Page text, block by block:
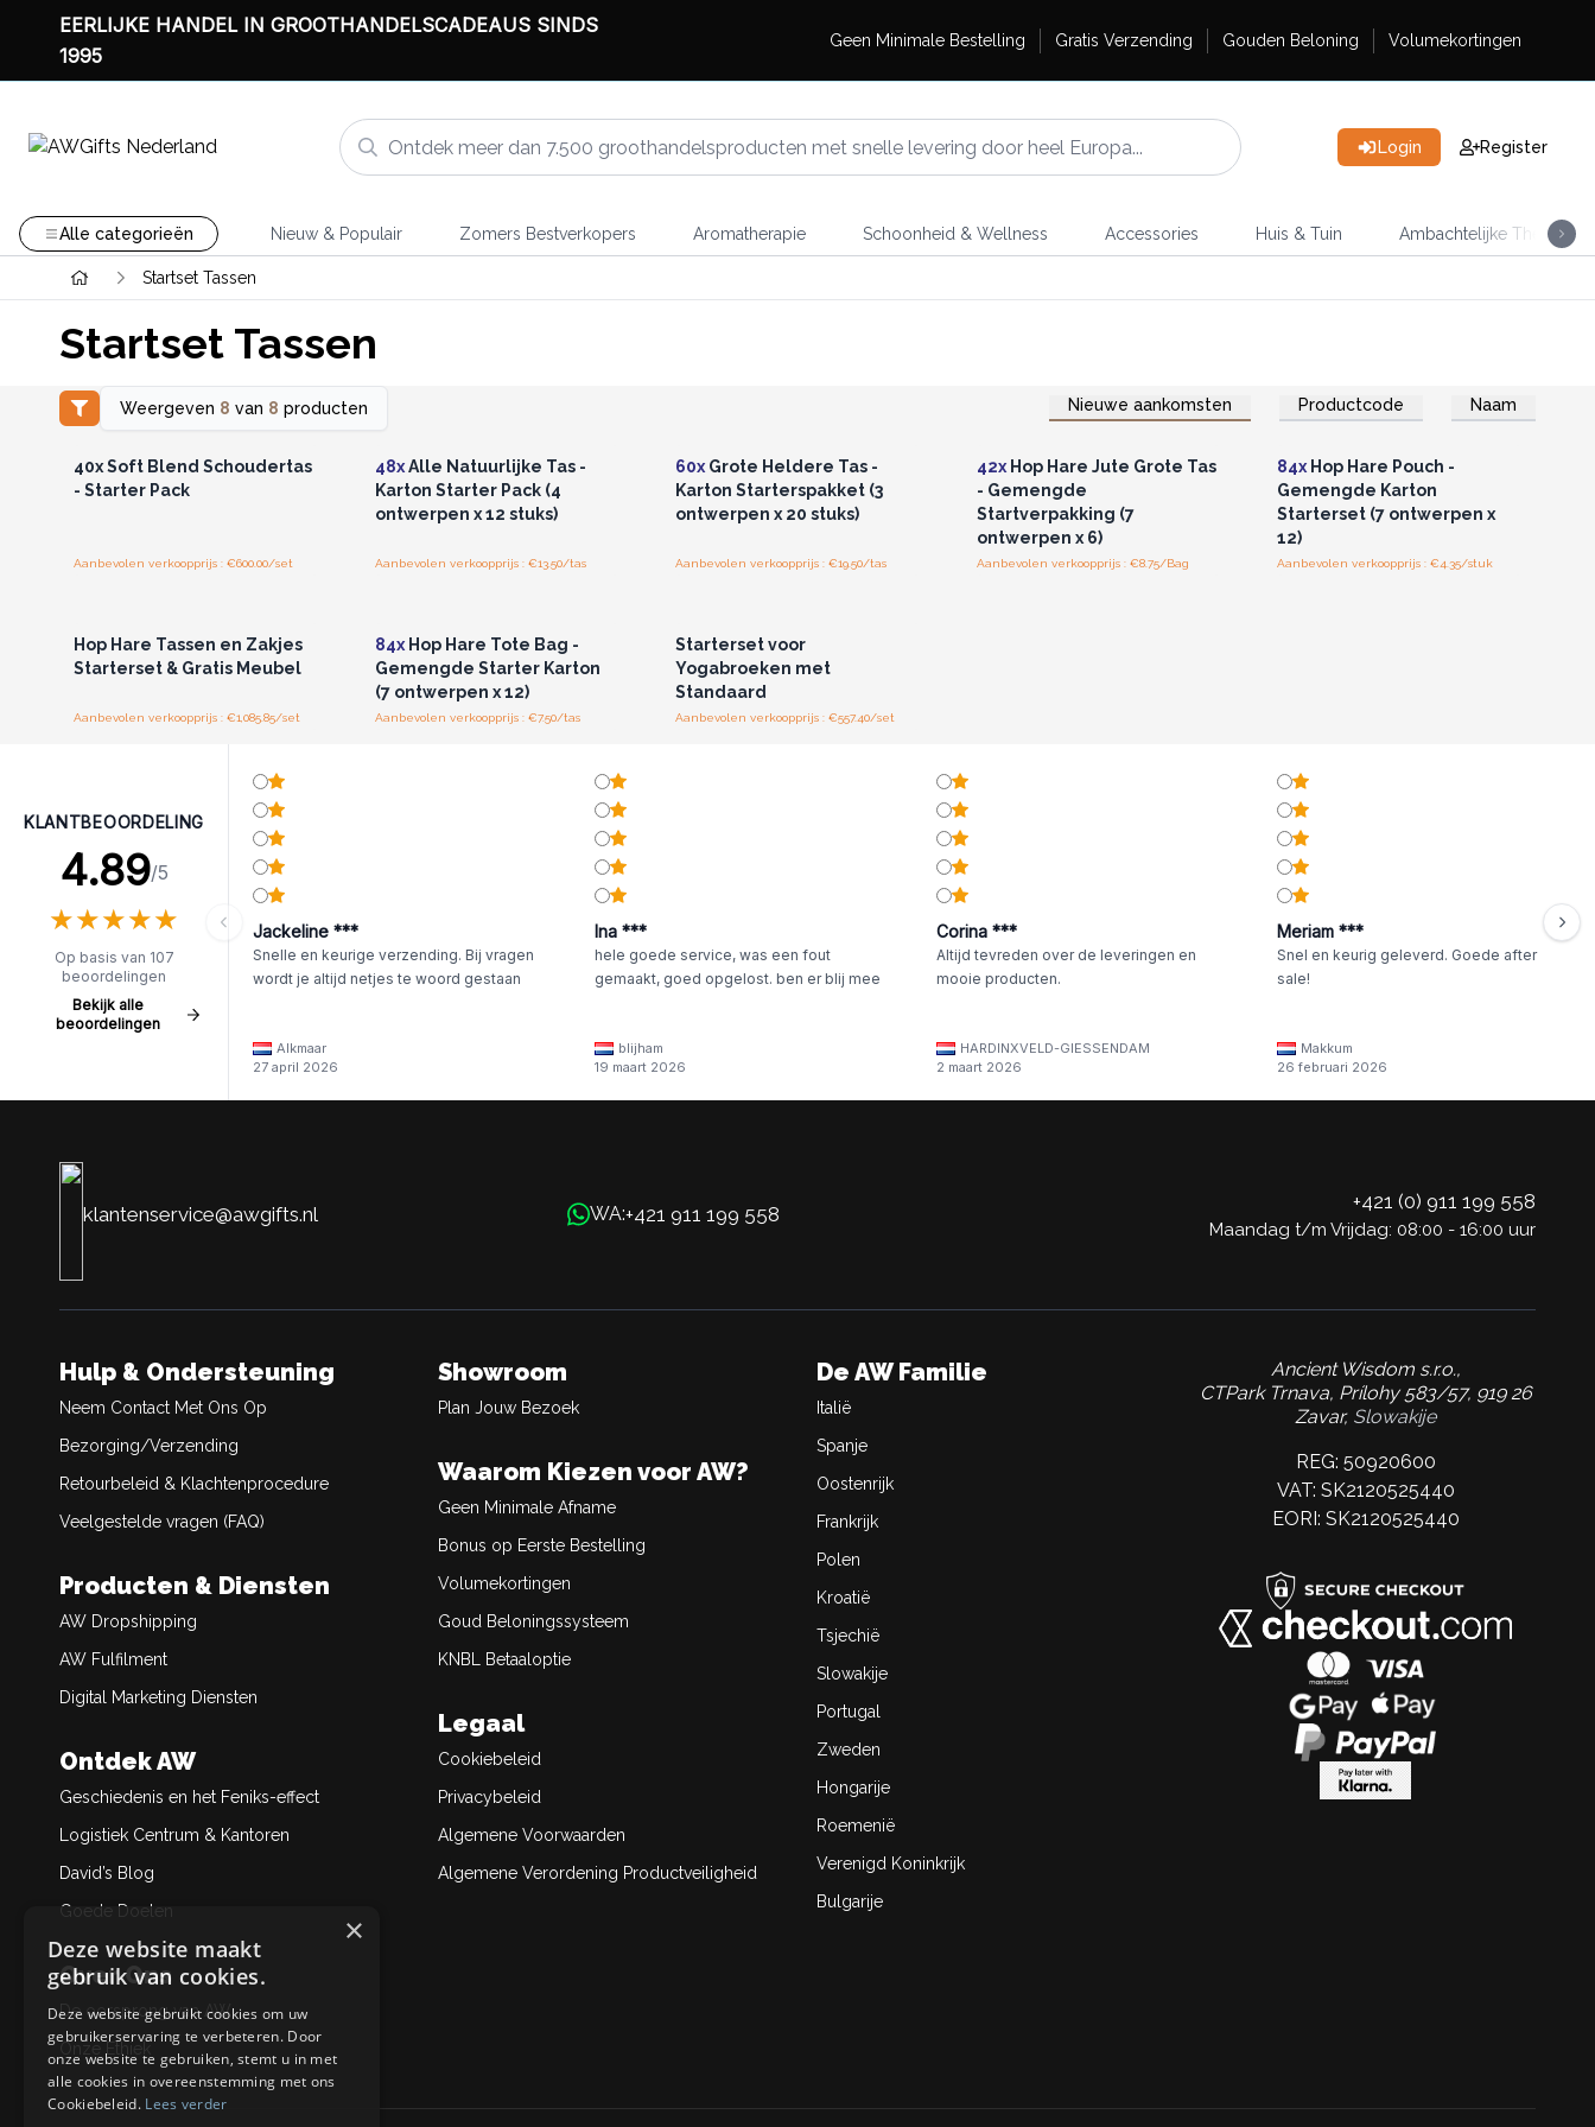
EERLIJKE HANDEL IN GROOTHANDELSCADEAUS SINDS
1995
Geen Minimale Bestelling Gratis Verzending Gouden Beloning Volumekortingen
Login Register
Alle categorieën Nieuw & Populair Zomers Bestverkopers Aromatherapie Schoonheid & Wellness Accessories Huis & Tuin Ambachtelijke Thee
Startset Tassen
Startset Tassen
Weergeven 8 van 8 producten Nieuwe aankomsten Productcode Naam
Log in of registreer u voor
groothandelsprijzen.
40x Soft Blend Schoudertas
- Starter Pack
Aanbevolen verkoopprijs : €600.00/set
48xAlle Natuurlijke Tas -
Karton Starter Pack (4
ontwerpen x 12 stuks)
Aanbevolen verkoopprijs : €13.50/tas
60x Grote Heldere Tas -
Karton Starterspakket (3
ontwerpen x 20 stuks)
Aanbevolen verkoopprijs : €19.50/tas
Log in of registreer u voor
groothandelsprijzen.
42xHop Hare Jute Grote Tas
- Gemengde
Startverpakking (7
ontwerpen x 6)
Aanbevolen verkoopprijs : €8.75/Bag
Log in of registreer u voor
groothandelsprijzen.
84x Hop Hare Pouch -
Gemengde Karton
Starterset (7 ontwerpen x
12)
Aanbevolen verkoopprijs : €4.35/stuk
Hop Hare Tassen en Zakjes
Starterset & Gratis Meubel
Aanbevolen verkoopprijs : €1,085.85/set
84xHop Hare Tote Bag -
Gemengde Starter Karton
(7 ontwerpen x 12)
Aanbevolen verkoopprijs : €7.50/tas
Starterset voor
Yogabroeken met
Standaard
Aanbevolen verkoopprijs : €557.40/set
KLANTBEOORDELING
4.89/5
★★★★★
★★★★★
Op basis van 107
beoordelingen
Bekijk alle
beoordelingen
Jackeline ***
Snelle en keurige verzending. Bij vragen
wordt je altijd netjes te woord gestaan
Alkmaar
27 april 2026
Ina ***
hele goede service, was een fout
gemaakt, goed opgelost. ben er blij mee
blijham
19 maart 2026
Corina ***
Altijd tevreden over de leveringen en
mooie producten.
HARDINXVELD-GIESSENDAM
2 maart 2026
Meriam ***
Snel en keurig geleverd. Goede after
sale!
Makkum
26 februari 2026
klantenservice@awgifts.nl WA:+421 911 199 558
+421 (0) 911 199 558
Maandag t/m Vrijdag: 08:00 - 16:00 uur
Hulp & Ondersteuning
Neem Contact Met Ons Op
Bezorging/Verzending
Retourbeleid & Klachtenprocedure
Veelgestelde vragen (FAQ)
Producten & Diensten
AW Dropshipping
AW Fulfilment
Digital Marketing Diensten
Ontdek AW
Geschiedenis en het Feniks-effect
Logistiek Centrum & Kantoren
David’s Blog
Goede Doelen
Over Ons
De oorsprong van AW
Showroom
Plan Jouw Bezoek
Waarom Kiezen voor AW?
Geen Minimale Afname
Bonus op Eerste Bestelling
Volumekortingen
Goud Beloningssysteem
KNBL Betaaloptie
Legaal
Cookiebeleid
Privacybeleid
Algemene Voorwaarden
Algemene Verordening Productveiligheid
De AW Familie
Italië
Spanje
Oostenrijk
Frankrijk
Polen
Kroatië
Tsjechië
Slowakije
Portugal
Zweden
Hongarije
Roemenië
Verenigd Koninkrijk
Bulgarije
Ancient Wisdom s.r.o.,
CTPark Trnava, Prílohy 583/57, 919 26
Zavar, Slowakije
REG: 50920600
VAT: SK2120525440
EORI: SK2120525440
×
Deze website maakt
gebruik van cookies.
Deze website gebruikt cookies om uw
gebruikerservaring te verbeteren. Door
onze website te gebruiken, stemt u in met
alle cookies in overeenstemming met ons
Cookiebeleid. Lees verder